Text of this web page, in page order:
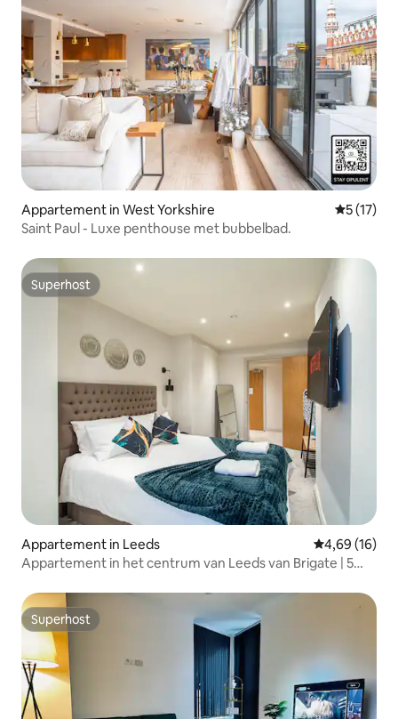
Appartement in West Yorkshire
5 (17)
Saint Paul - Luxe penthouse met bubbelbad.
Superhost
Superhost
Appartement in Leeds Gemiddelde
4,69 (16)
Appartement in het centrum van Leeds van Brigate | 5
Superhost
Superhost